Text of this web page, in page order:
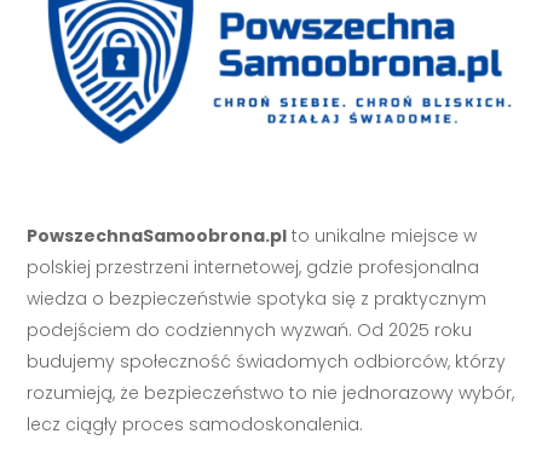
PowszechnaSamoobrona.pl to unikalne miejsce w
polskiej przestrzeni internetowej, gdzie profesjonalna
wiedza o bezpieczeństwie spotyka się z praktycznym
podejściem do codziennych wyzwań. Od 2025 roku
budujemy społeczność świadomych odbiorców, którzy
rozumieją, że bezpieczeństwo to nie jednorazowy wybór,
lecz ciągły proces samodoskonalenia.